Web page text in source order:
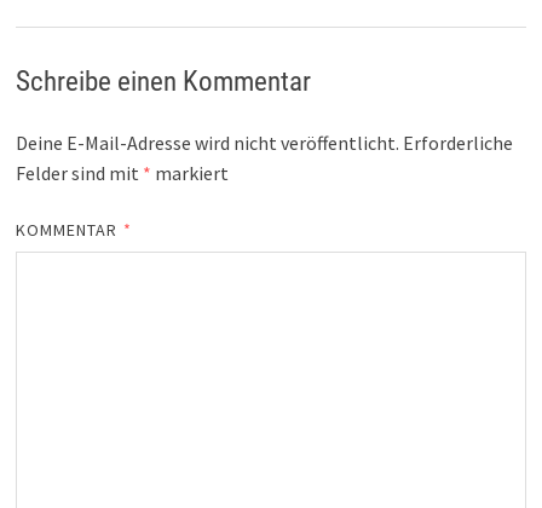
Schreibe einen Kommentar
Deine E-Mail-Adresse wird nicht veröffentlicht. Erforderliche
Felder sind mit * markiert
KOMMENTAR *